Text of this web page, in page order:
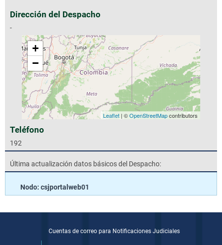
Dirección del Despacho
-
+
−
Leaflet| ©OpenStreetMapcontributors
Teléfono
192
Última actualización datos básicos del Despacho:
Nodo: csjportalweb01
Cuentas de correo para Notificaciones Judiciales